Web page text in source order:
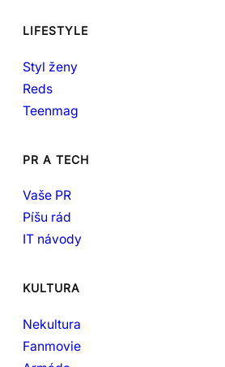
LIFESTYLE
Styl ženy
Reds
Teenmag
PR A TECH
Vaše PR
Píšu rád
IT návody
KULTURA
Nekultura
Fanmovie